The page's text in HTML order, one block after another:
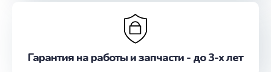
Заказать
Замена звуковой карты
от 1100 руб.
Гарантия на работы и запчасти - до 3-х лет